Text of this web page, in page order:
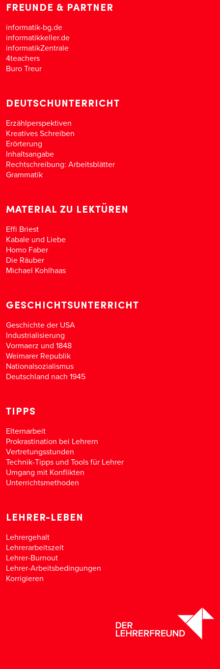
FREUNDE & PARTNER
informatik-bg.de
informatikkeller.de
informatikZentrale
4teachers
Buro Treur
DEUTSCHUNTERRICHT
Erzählperspektiven
Kreatives Schreiben
Erörterung
Inhaltsangabe
Rechtschreibung: Arbeitsblätter
Grammatik
MATERIAL ZU LEKTÜREN
Effi Briest
Kabale und Liebe
Homo Faber
Die Räuber
Michael Kohlhaas
GESCHICHTSUNTERRICHT
Geschichte der USA
Industrialisierung
Vormaerz und 1848
Weimarer Republik
Nationalsozialismus
Deutschland nach 1945
TIPPS
Elternarbeit
Prokrastination bei Lehrern
Vertretungsstunden
Technik-Tipps und Tools für Lehrer
Umgang mit Konflikten
Unterrichtsmethoden
LEHRER-LEBEN
Lehrergehalt
Lehrerarbeitszeit
Lehrer-Burnout
Lehrer-Arbeitsbedingungen
Korrigieren